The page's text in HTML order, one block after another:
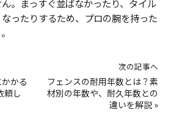
。まっすぐ並ばなかったり、タイル
ったりするため、プロの腕を持った
かる
頼し
次の記事へ
フェンスの耐用年数とは？素
材別の年数や、耐久年数との
違いを解説 »